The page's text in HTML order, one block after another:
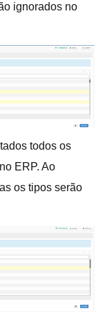
ignorados no
todos os
ERP. Ao
os tipos serão